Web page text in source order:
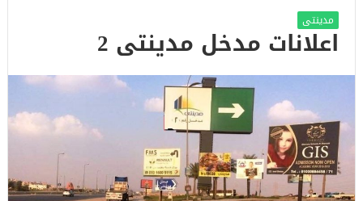
مدينتى
اعلانات مدخل مدينتى 2